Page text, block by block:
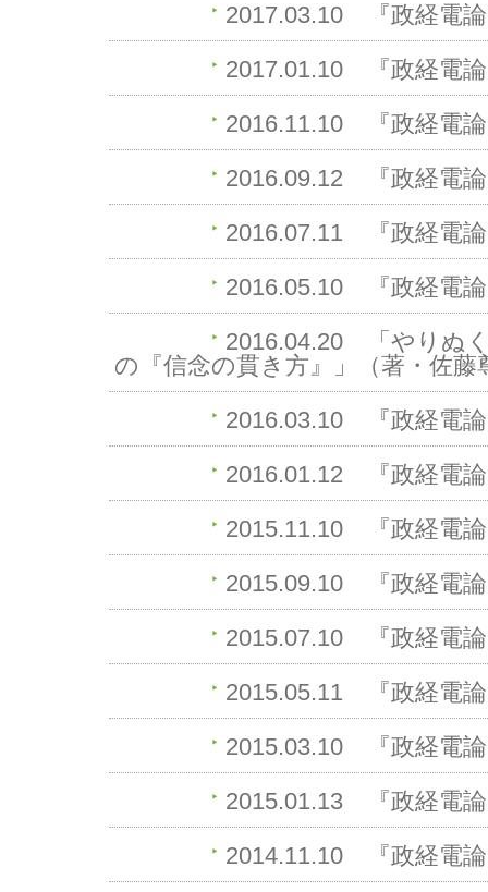
2017.03.10
『政経電
2017.01.10
『政経電
2016.11.10
『政経電
2016.09.12
『政経電
2016.07.11
『政経電
2016.05.10
『政経電
2016.04.20
「やりぬ
の『信念の貫き方』」（著・佐
2016.03.10
『政経電
2016.01.12
『政経電
2015.11.10
『政経電
2015.09.10
『政経電
2015.07.10
『政経電
2015.05.11
『政経電
2015.03.10
『政経電
2015.01.13
『政経電
2014.11.10
『政経電